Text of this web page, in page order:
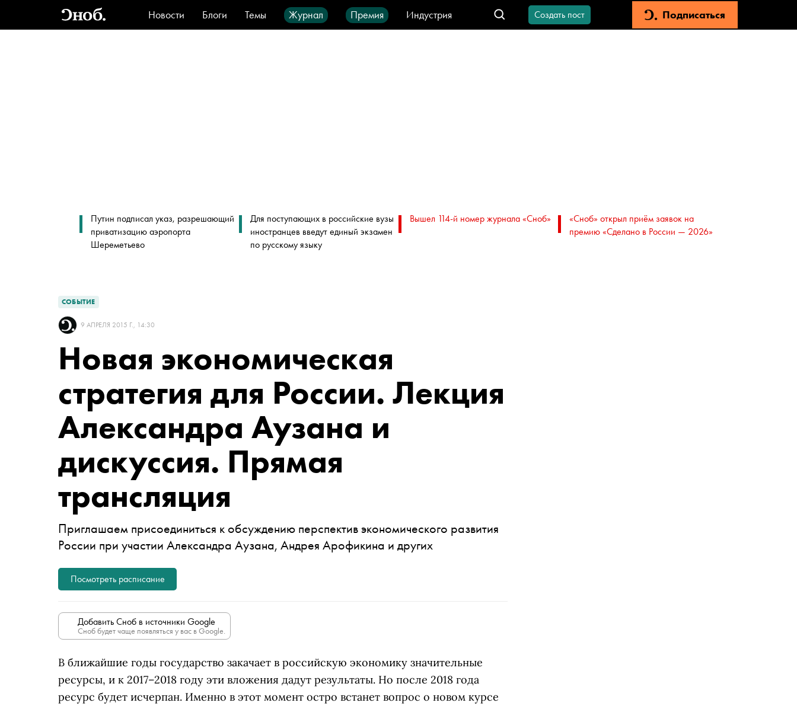
Новости Блоги Темы Журнал Премия
Индустрия
Стиль
Видео Город IT-продукты
Создать пост Подписаться
Путин подписал указ, разрешающий
приватизацию аэропорта
Шереметьево
Для поступающих в российские вузы
иностранцев введут единый экзамен
по русскому языку
Вышел 114-й номер журнала «Сноб»
«Сноб» открыл приём заявок на
премию «Сделано в России — 2026»
СОБЫТИЕ
9 АПРЕЛЯ 2015 Г., 14:30
Новая экономическая
стратегия для России. Лекция
Александра Аузана и
дискуссия. Прямая
трансляция
Приглашаем присоединиться к обсуждению перспектив экономического развития
России при участии Александра Аузана, Андрея Арофикина и других
Посмотреть расписание
Добавить Сноб в источники Google
Сноб будет чаще появляться у вас в Google.
В ближайшие годы государство закачает в российскую экономику значительные
ресурсы, и к 2017–2018 году эти вложения дадут результаты. Но после 2018 года
ресурс будет исчерпан. Именно в этот момент остро встанет вопрос о новом курсе